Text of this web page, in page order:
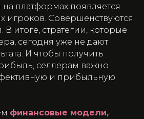
платформах появляется
игроков. Совершенствуются
итоге, стратегии, которые
сегодня уже не дают
И чтобы получить
селлерам важно
и прибыльную
финансовые модели,